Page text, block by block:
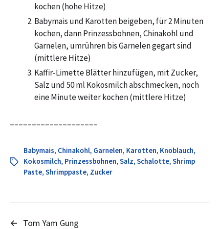
kochen (hohe Hitze)
Babymais und Karotten beigeben, für 2 Minuten
kochen, dann Prinzessbohnen, Chinakohl und
Garnelen, umrühren bis Garnelen gegart sind
(mittlere Hitze)
Kaffir-Limette Blätter hinzufügen, mit Zucker,
Salz und 50 ml Kokosmilch abschmecken, noch
eine Minute weiter kochen (mittlere Hitze)
––––––––––––––––––––
Babymais, Chinakohl, Garnelen, Karotten, Knoblauch,
Kokosmilch, Prinzessbohnen, Salz, Schalotte, Shrimp
Paste, Shrimppaste, Zucker
← Tom Yam Gung